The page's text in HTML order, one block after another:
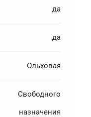
да
да
Ольховая
Свободного
назначения